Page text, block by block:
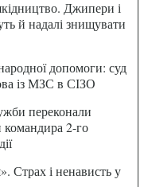
Джипери і
й надалі знищувати
допомоги: суд
із МЗС в СІЗО
переконали
командира 2-го
Страх і ненависть у